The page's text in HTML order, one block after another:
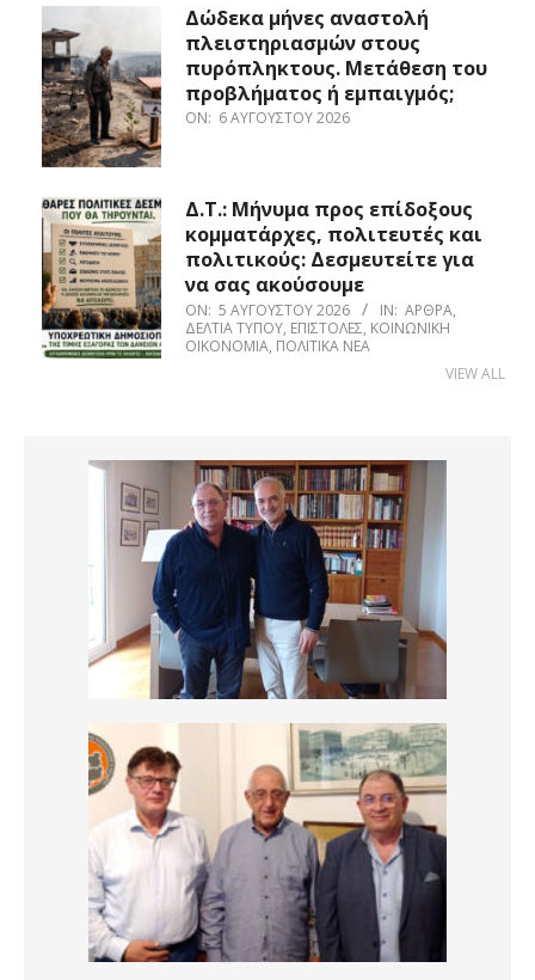
Δώδεκα μήνες αναστολή
πλειστηριασμών στους
πυρόπληκτους. Μετάθεση του
προβλήματος ή εμπαιγμός;
ON: 6 ΑΥΓΟΎΣΤΟΥ 2026
Δ.Τ.: Μήνυμα προς επίδοξους
κομματάρχες, πολιτευτές και
πολιτικούς: Δεσμευτείτε για
να σας ακούσουμε
ON: 5 ΑΥΓΟΎΣΤΟΥ 2026 IN: ΆΡΘΡΑ,
ΔΕΛΤΊΑ ΤΎΠΟΥ, ΕΠΙΣΤΟΛΈΣ, ΚΟΙΝΩΝΙΚΉ
ΟΙΚΟΝΟΜΊΑ, ΠΟΛΙΤΙΚΆ ΝΈΑ
VIEW ALL